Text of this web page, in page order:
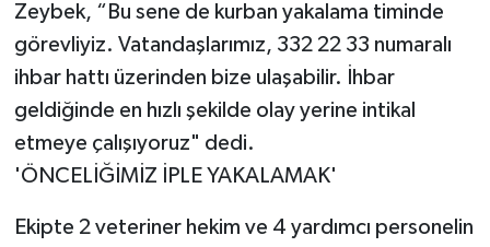
Zeybek, “Bu sene de kurban yakalama timinde
görevliyiz. Vatandaşlarımız, 332 22 33 numaralı
ihbar hattı üzerinden bize ulaşabilir. İhbar
geldiğinde en hızlı şekilde olay yerine intikal
etmeye çalışıyoruz" dedi.
'ÖNCELİĞİMİZ İPLE YAKALAMAK'
Ekipte 2 veteriner hekim ve 4 yardımcı personelin